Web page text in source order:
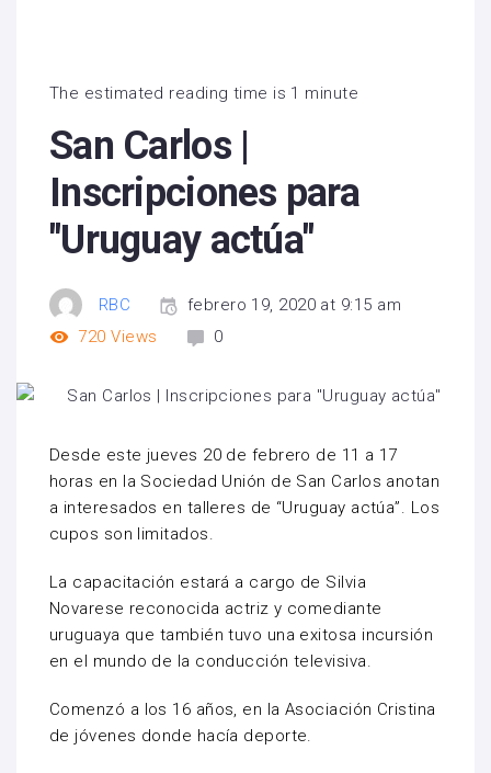
The estimated reading time is 1 minute
San Carlos |
Inscripciones para
"Uruguay actúa"
RBC
febrero 19, 2020 at 9:15 am
720 Views 0
Desde este jueves 20 de febrero de 11 a 17
horas en la Sociedad Unión de San Carlos anotan
a interesados en talleres de “Uruguay actúa”. Los
cupos son limitados.
La capacitación estará a cargo de Silvia
Novarese reconocida actriz y comediante
uruguaya que también tuvo una exitosa incursión
en el mundo de la conducción televisiva.
Comenzó a los 16 años, en la Asociación Cristina
de jóvenes donde hacía deporte.